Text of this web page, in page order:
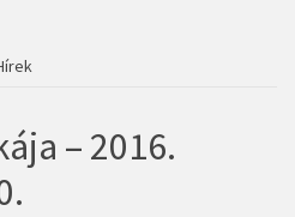
– 2016.